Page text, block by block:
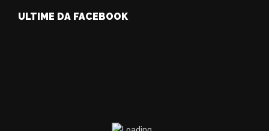
ULTIME DA FACEBOOK